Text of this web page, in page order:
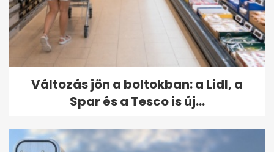
Változás jön a boltokban: a Lidl, a
Spar és a Tesco is új...